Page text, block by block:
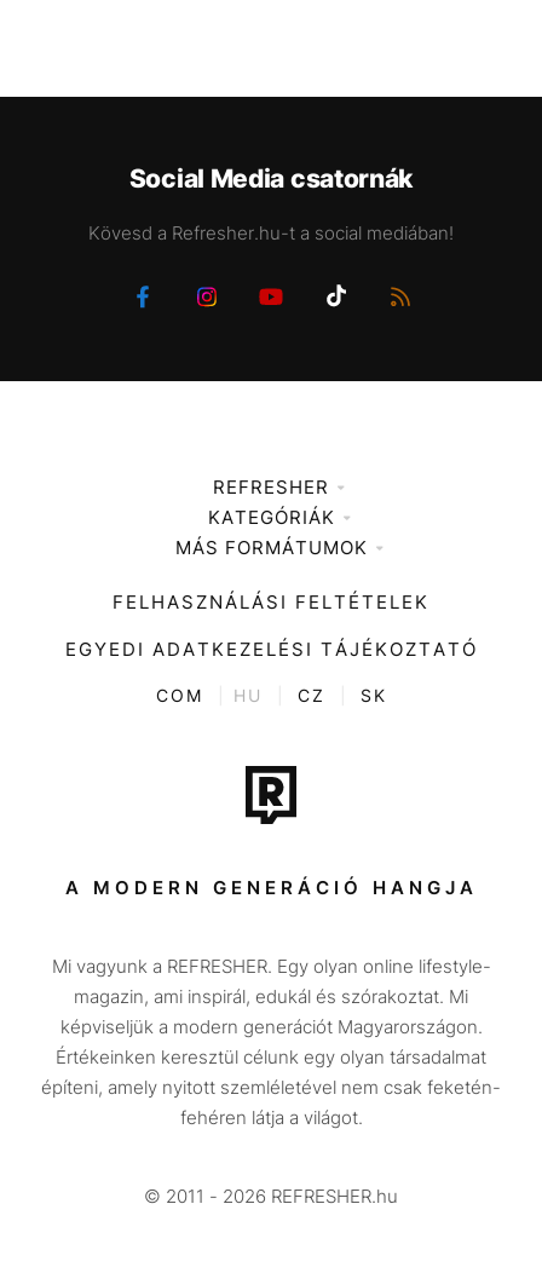
Social Media csatornák
Kövesd a Refresher.hu-t a social mediában!
REFRESHER
Médiaajánlat
KATEGÓRIÁK
Zene
Divat
Kultúra
ENTR
Tech-Tudomány
Sport
Társadalom
Utazás
Életmód
Design
Beszélgetések
Videó
MÁS FORMÁTUMOK
FELHASZNÁLÁSI FELTÉTELEK
EGYEDI ADATKEZELÉSI TÁJÉKOZTATÓ
COM HU CZ SK
A MODERN GENERÁCIÓ HANGJA
Mi vagyunk a REFRESHER. Egy olyan online lifestyle-
magazin, ami inspirál, edukál és szórakoztat. Mi
képviseljük a modern generációt Magyarországon.
Értékeinken keresztül célunk egy olyan társadalmat
építeni, amely nyitott szemléletével nem csak feketén-
fehéren látja a világot.
© 2011 - 2026 REFRESHER.hu